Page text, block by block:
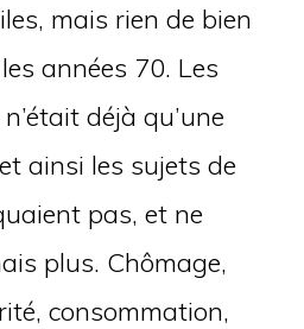
mais rien de bien
années 70. Les
déjà qu’une
ainsi les sujets de
pas, et ne
plus. Chômage,
consommation,